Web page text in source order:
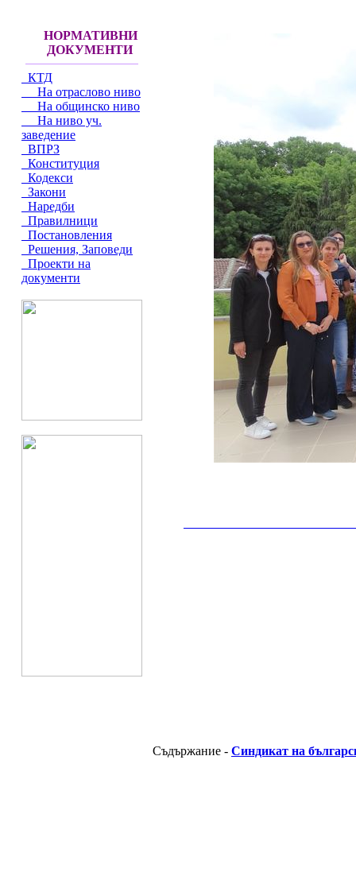
НОРМАТИВНИ
ДОКУМЕНТИ
КТД
На отраслово ниво
На общинско ниво
На ниво уч.
заведение
ВПРЗ
Конституция
Кодекси
Закони
Наредби
Правилници
Постановления
Решения, Заповеди
Проекти на
документи
Съдържание - Синдикат на